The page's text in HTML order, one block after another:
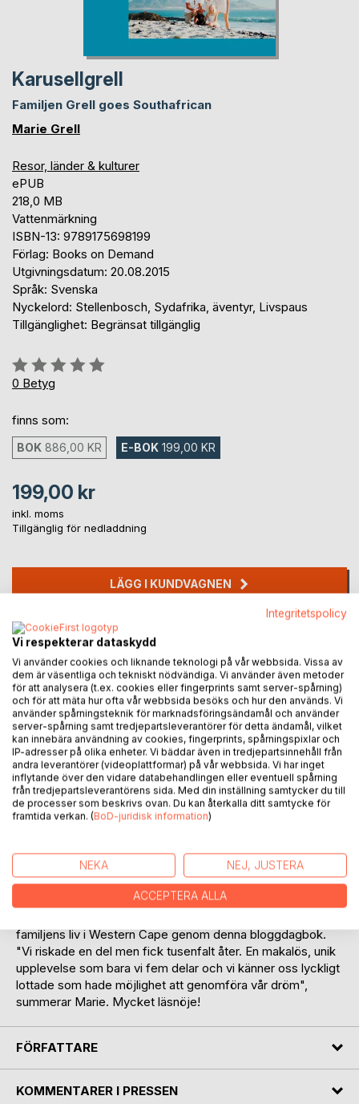
Karusellgrell
Familjen Grell goes Southafrican
Marie Grell
Resor, länder & kulturer
ePUB
218,0 MB
Vattenmärkning
ISBN-13: 9789175698199
Förlag: Books on Demand
Utgivningsdatum: 20.08.2015
Språk: Svenska
Nyckelord: Stellenbosch, Sydafrika, äventyr, Livspaus
Tillgänglighet: Begränsat tillgänglig
Betyg::
0%
0 Betyg
finns som:
BOK 886,00 KR E-BOK 199,00 KR
199,00 kr
inkl. moms
Tillgänglig för nedladdning
LÄGG I KUNDVAGNEN
Lägg till i kom-ihåglista
Recensera titel
BESKRIVNING
Följ familjen Grells fantastiska resa till Sydafrika under
att under nio månader uppleva sitt livs största äventyr
tillsammans i Stellenbosch,
ZA. En livspaus som heter duga och en livserfarenhet som
är ovärderlig och svår att beskriva i ord. Mamma Marie har
familjens liv i Western Cape genom denna bloggdagbok.
"Vi riskade en del men fick tusenfalt åter. En makalös, unik
upplevelse som bara vi fem delar och vi känner oss lyckligt
lottade som hade möjlighet att genomföra vår dröm",
summerar Marie. Mycket läsnöje!
FÖRFATTARE
KOMMENTARER I PRESSEN
Integritetspolicy
Vi respekterar dataskydd
Vi använder cookies och liknande teknologi på vår webbsida. Vissa av
dem är väsentliga och tekniskt nödvändiga. Vi använder även metoder
för att analysera (t.ex. cookies eller fingerprints samt server-spårning)
och för att mäta hur ofta vår webbsida besöks och hur den används. Vi
använder spårningsteknik för marknadsföringsändamål och använder
server-spårning samt tredjepartsleverantörer för detta ändamål, vilket
kan innebära användning av cookies, fingerprints, spårningspixlar och
IP-adresser på olika enheter. Vi bäddar även in tredjepartsinnehåll från
andra leverantörer (videoplattformar) på vår webbsida. Vi har inget
inflytande över den vidare databehandlingen eller eventuell spårning
från tredjepartsleverantörens sida. Med din inställning samtycker du till
de processer som beskrivs ovan. Du kan återkalla ditt samtycke för
framtida verkan. (BoD-juridisk information)
NEKA NEJ, JUSTERA
ACCEPTERA ALLA